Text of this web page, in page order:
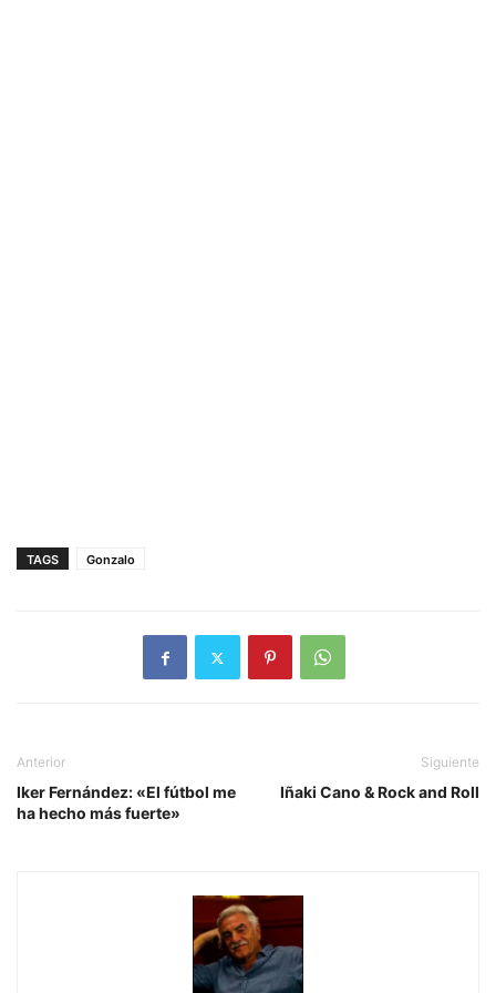
TAGS Gonzalo
Anterior
Iker Fernández: «El fútbol me
ha hecho más fuerte»
Siguiente
Iñaki Cano & Rock and Roll